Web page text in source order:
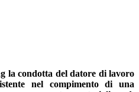
la condotta del datore di lavoro
nel compimento di una